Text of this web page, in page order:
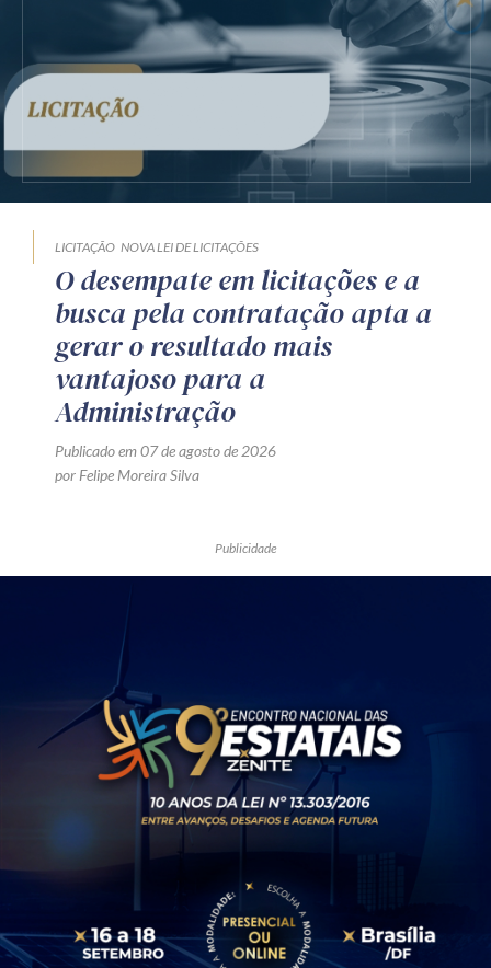
LICITAÇÃO NOVA LEI DE LICITAÇÕES
O desempate em licitações e a
busca pela contratação apta a
gerar o resultado mais
vantajoso para a
Administração
Publicado em 07 de agosto de 2026
por Felipe Moreira Silva
Publicidade